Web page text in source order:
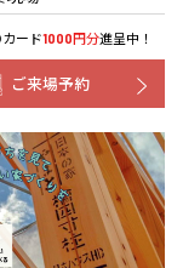
ード1000円分進呈中！
ご来場予約